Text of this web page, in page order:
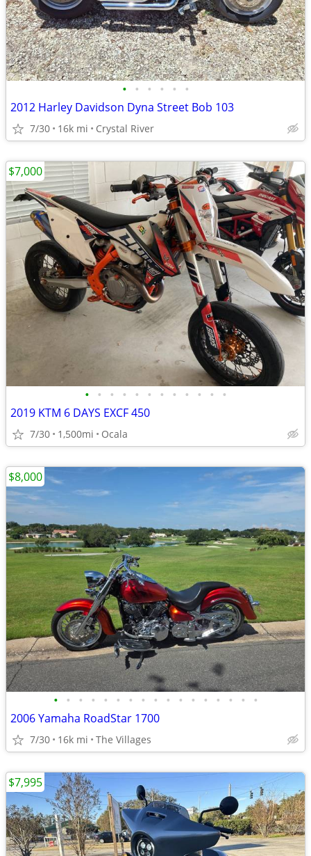
• • • • • •
2012 Harley Davidson Dyna Street Bob 103
7/30 16k mi Crystal River
• • • • • • • • • • • •
2019 KTM 6 DAYS EXCF 450
7/30 1,500mi Ocala
$7,000
• • • • • • • • • • • • • • • • •
2006 Yamaha RoadStar 1700
7/30 16k mi The Villages
$8,000
$7,995